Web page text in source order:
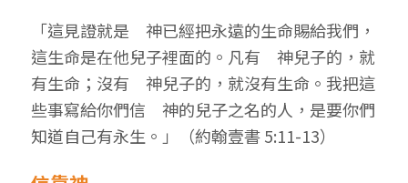
「這見證就是 神已經把永遠的生命賜給我們，
這生命是在他兒子裡面的。凡有 神兒子的，就
有生命；沒有 神兒子的，就沒有生命。我把這
些事寫給你們信 神的兒子之名的人，是要你們
知道自己有永生。」（約翰壹書 5:11-13）